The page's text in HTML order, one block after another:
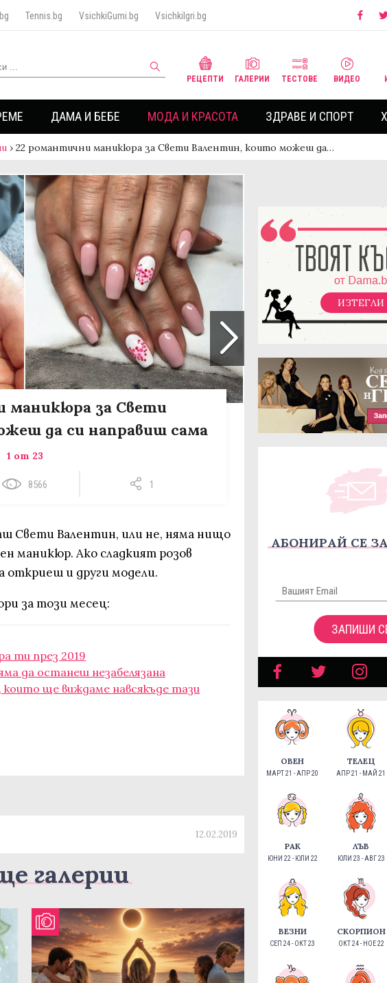
Tennis.bg VsichkiGumi.bg VsichkiIgri.bg
РЕЦЕПТИ ГАЛЕРИИ ТЕСТОВЕ ВИДЕО
ДАМА И БЕБЕ МОДА И КРАСОТА ЗДРАВЕ И СПОРТ
› 22 романтични маникюра за Свети Валентин, които можеш да…
маникюра за Свети
да си направиш сама
1 от 23
8566 1
Свети Валентин, или не, няма нищо
маникюр. Ако сладкият розов
и други модели.
за този месец:
ти през 2019
да останеш незабелязана
които ще виждаме навсякъде тази
12.02.2019
галерии
ИЗТЕГЛИ
АБОНИРАЙ СЕ
ЗАПИШИ
ОВЕН
МАРТ 21 - АПР 20
ТЕЛЕЦ
АПР 21 - МАЙ 21
РАК
ЮНИ 22 - ЮЛИ 22
ЛЪВ
ЮЛИ 23 - АВГ 23
ВЕЗНИ
СЕП 24 - ОКТ 23
СКОРПИОН
ОКТ 24 - НОЕ 22